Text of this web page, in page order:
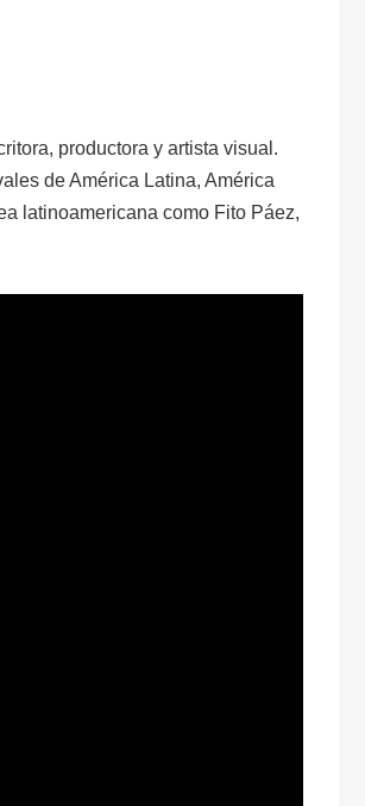
productora y artista visual.
de América Latina, América
latinoamericana como Fito Páez,